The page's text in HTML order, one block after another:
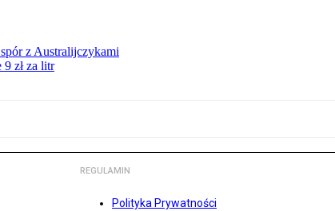
z Australijczykami
zł za litr
REGULAMIN
Polityka Prywatności